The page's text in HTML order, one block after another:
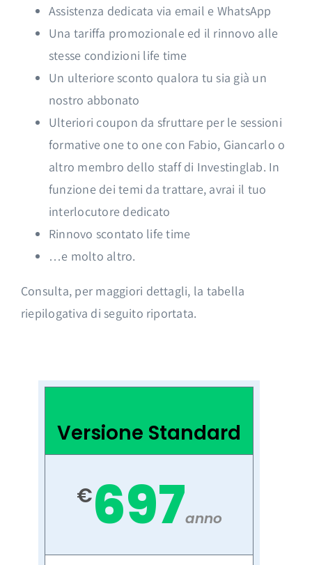
Assistenza dedicata via email e WhatsApp
Una tariffa promozionale ed il rinnovo alle
stesse condizioni life time
Un ulteriore sconto qualora tu sia già un
nostro abbonato
Ulteriori coupon da sfruttare per le sessioni
formative one to one con Fabio, Giancarlo o
altro membro dello staff di Investinglab. In
funzione dei temi da trattare, avrai il tuo
interlocutore dedicato
Rinnovo scontato life time
…e molto altro.
Consulta, per maggiori dettagli, la tabella
riepilogativa di seguito riportata.
Versione Standard
€697anno